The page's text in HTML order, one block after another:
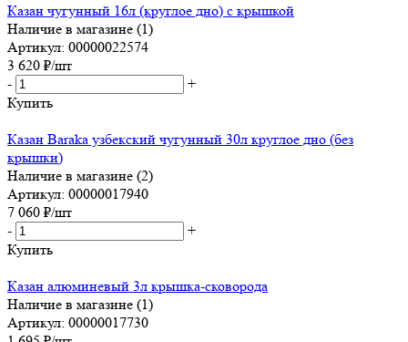
Казан чугунный 16л (круглое дно) с крышкой
Наличие в магазине (1)
Артикул: 00000022574
3 620 ₽/шт
-
+
Купить
Казан Baraka узбекский чугунный 30л круглое дно (без
крышки)
Наличие в магазине (2)
Артикул: 00000017940
7 060 ₽/шт
-
+
Купить
Казан алюминевый 3л крышка-сковорода
Наличие в магазине (1)
Артикул: 00000017730